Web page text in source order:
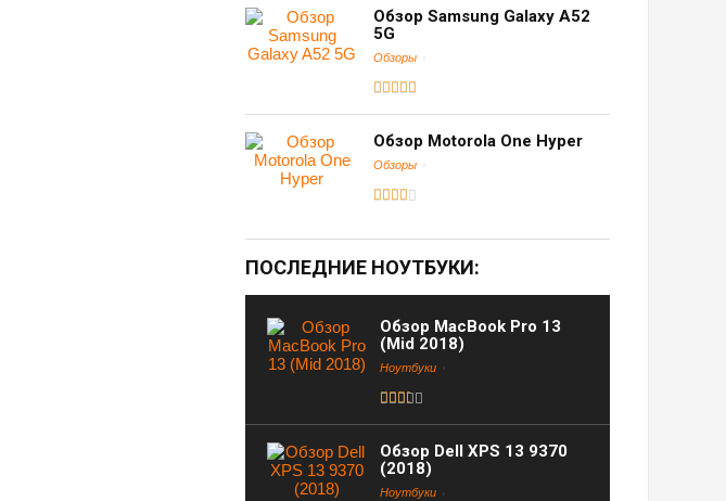
Обзор Samsung Galaxy A52
5G
Обзоры
Обзор Motorola One Hyper
Обзоры
ПОСЛЕДНИЕ НОУТБУКИ:
Обзор MacBook Pro 13
(Mid 2018)
Ноутбуки
Обзор Dell XPS 13 9370
(2018)
Ноутбуки